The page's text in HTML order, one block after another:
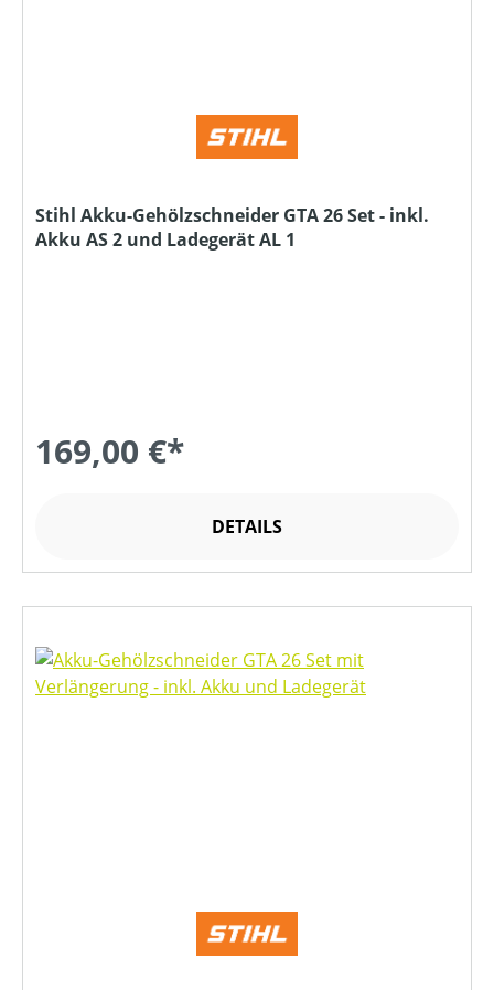
Stihl Akku-Gehölzschneider GTA 26 Set - inkl.
Akku AS 2 und Ladegerät AL 1
169,00 €*
DETAILS